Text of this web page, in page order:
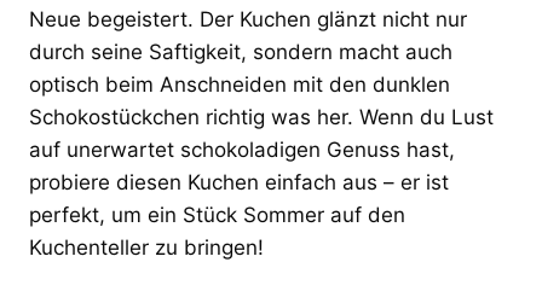
Neue begeistert. Der Kuchen glänzt nicht nur
durch seine Saftigkeit, sondern macht auch
optisch beim Anschneiden mit den dunklen
Schokostückchen richtig was her. Wenn du Lust
auf unerwartet schokoladigen Genuss hast,
probiere diesen Kuchen einfach aus – er ist
perfekt, um ein Stück Sommer auf den
Kuchenteller zu bringen!